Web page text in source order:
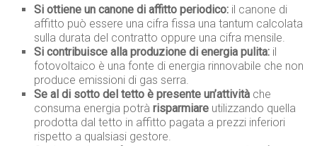
Si ottiene un canone di affitto periodico: il canone di
affitto può essere una cifra fissa una tantum calcolata
sulla durata del contratto oppure una cifra mensile.
Si contribuisce alla produzione di energia pulita: il
fotovoltaico è una fonte di energia rinnovabile che non
produce emissioni di gas serra.
Se al di sotto del tetto è presente un’attività che
consuma energia potràrisparmiare utilizzando quella
prodotta dal tetto in affitto pagata a prezzi inferiori
rispetto a qualsiasi gestore.